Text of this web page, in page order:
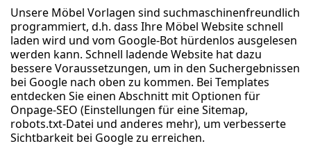
Unsere Möbel Vorlagen sind suchmaschinenfreundlich
programmiert, d.h. dass Ihre Möbel Website schnell
laden wird und vom Google-Bot hürdenlos ausgelesen
werden kann. Schnell ladende Website hat dazu
bessere Voraussetzungen, um in den Suchergebnissen
bei Google nach oben zu kommen. Bei Templates
entdecken Sie einen Abschnitt mit Optionen für
Onpage-SEO (Einstellungen für eine Sitemap,
robots.txt-Datei und anderes mehr), um verbesserte
Sichtbarkeit bei Google zu erreichen.